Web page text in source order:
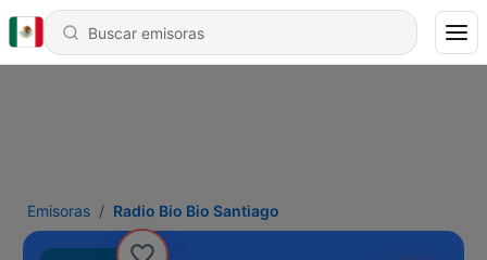
Emisoras Radio Bio Bio Santiago